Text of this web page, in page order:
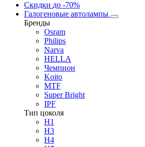
Скидки до -70%
Галогеновые автолампы
Бренды
Osram
Philips
Narva
HELLA
Чемпион
Koito
MTF
Super Bright
IPF
Тип цоколя
H1
H3
H4